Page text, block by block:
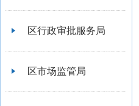
区行政审批服务局
区市场监管局